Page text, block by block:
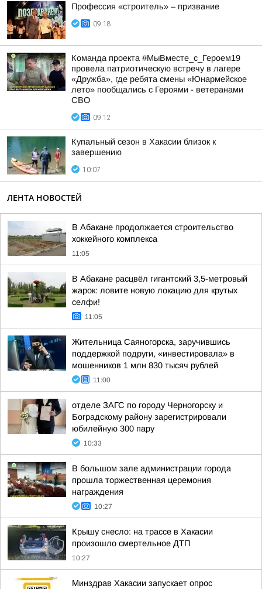
Профессия «строитель» – призвание
09:18
Команда проекта #МыВместе_с_Героем19
провела патриотическую встречу в лагере
«Дружба», где ребята смены «Юнармейское
лето» пообщались с Героями - ветеранами
СВО
09:12
Купальный сезон в Хакасии близок к
завершению
10:07
ЛЕНТА НОВОСТЕЙ
В Абакане продолжается строительство
хоккейного комплекса
11:05
В Абакане расцвёл гигантский 3,5-метровый
жарок: ловите новую локацию для крутых
селфи!
11:05
Жительница Саяногорска, заручившись
поддержкой подруги, «инвестировала» в
мошенников 1 млн 830 тысяч рублей
11:00
отделе ЗАГС по городу Черногорску и
Боградскому району зарегистрировали
юбилейную 300 пару
10:33
В большом зале администрации города
прошла торжественная церемония
награждения
10:27
Крышу снесло: на трассе в Хакасии
произошло смертельное ДТП
10:27
Минздрав Хакасии запускает опрос